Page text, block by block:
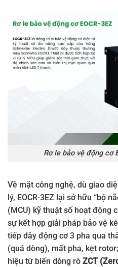
Rơ le bảo vệ động cơ
Về mặt công nghệ, dù giao
lý, EOCR-3EZ lại sở hữu “bộ
(MCU) kỹ thuật số hoạt động
sự kết hợp giải pháp bảo vệ
tiếp dây động cơ 3 pha qua
(quá dòng), mất pha, kẹt
hiệu từ biến dòng rò ZCT